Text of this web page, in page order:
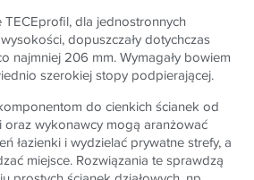
TECEprofil, dla jednostronnych
dopuszczały dotychczas
najmniej 206 mm. Wymagały bowiem
szerokiej stopy podpierającej.
do cienkich ścianek od
oraz wykonawcy mogą aranżować
łazienki i wydzielać prywatne strefy, a
miejsce. Rozwiązania te sprawdzą